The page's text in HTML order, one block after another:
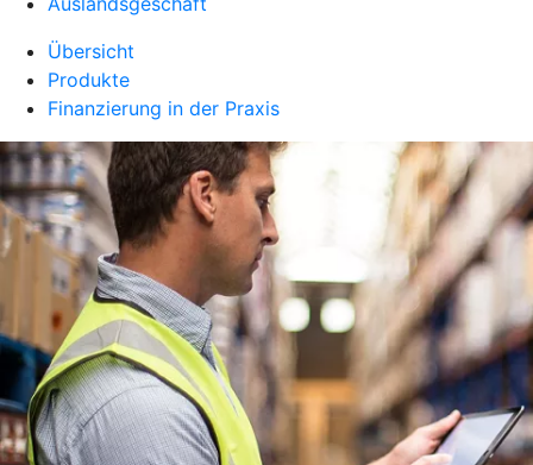
Übersicht
Produkte
Finanzierung in der Praxis